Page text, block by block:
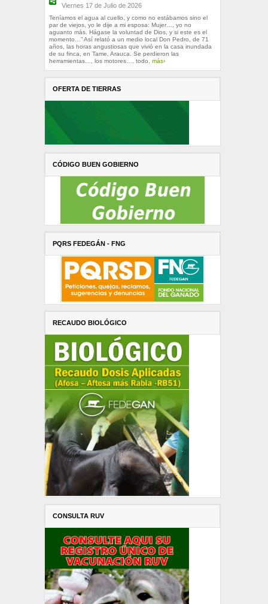
Viernes 17 de Julio de 2026
Teníamos el agua al cuello, y como no estábamos sino el
par de viejos, yo le dije a mi esposa: Mujer…, yo no
aguanto más. Hágase la voluntad de Dios, y si este es el
momento…” Así relató a un medio local Don Pedro, de 71
años, las horas angustiosas que vivió en la casa inundada
de su finca, en Tame, Arauca. Se perdieron las
herramientas…, los motores…, todo. más›
OFERTA DE TIERRAS
CÓDIGO BUEN GOBIERNO
PQRS FEDEGÁN - FNG
RECAUDO BIOLÓGICO
CONSULTA RUV